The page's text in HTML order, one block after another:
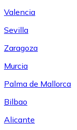
Valencia
Sevilla
Zaragoza
Murcia
Palma de Mallorca
Bilbao
Alicante